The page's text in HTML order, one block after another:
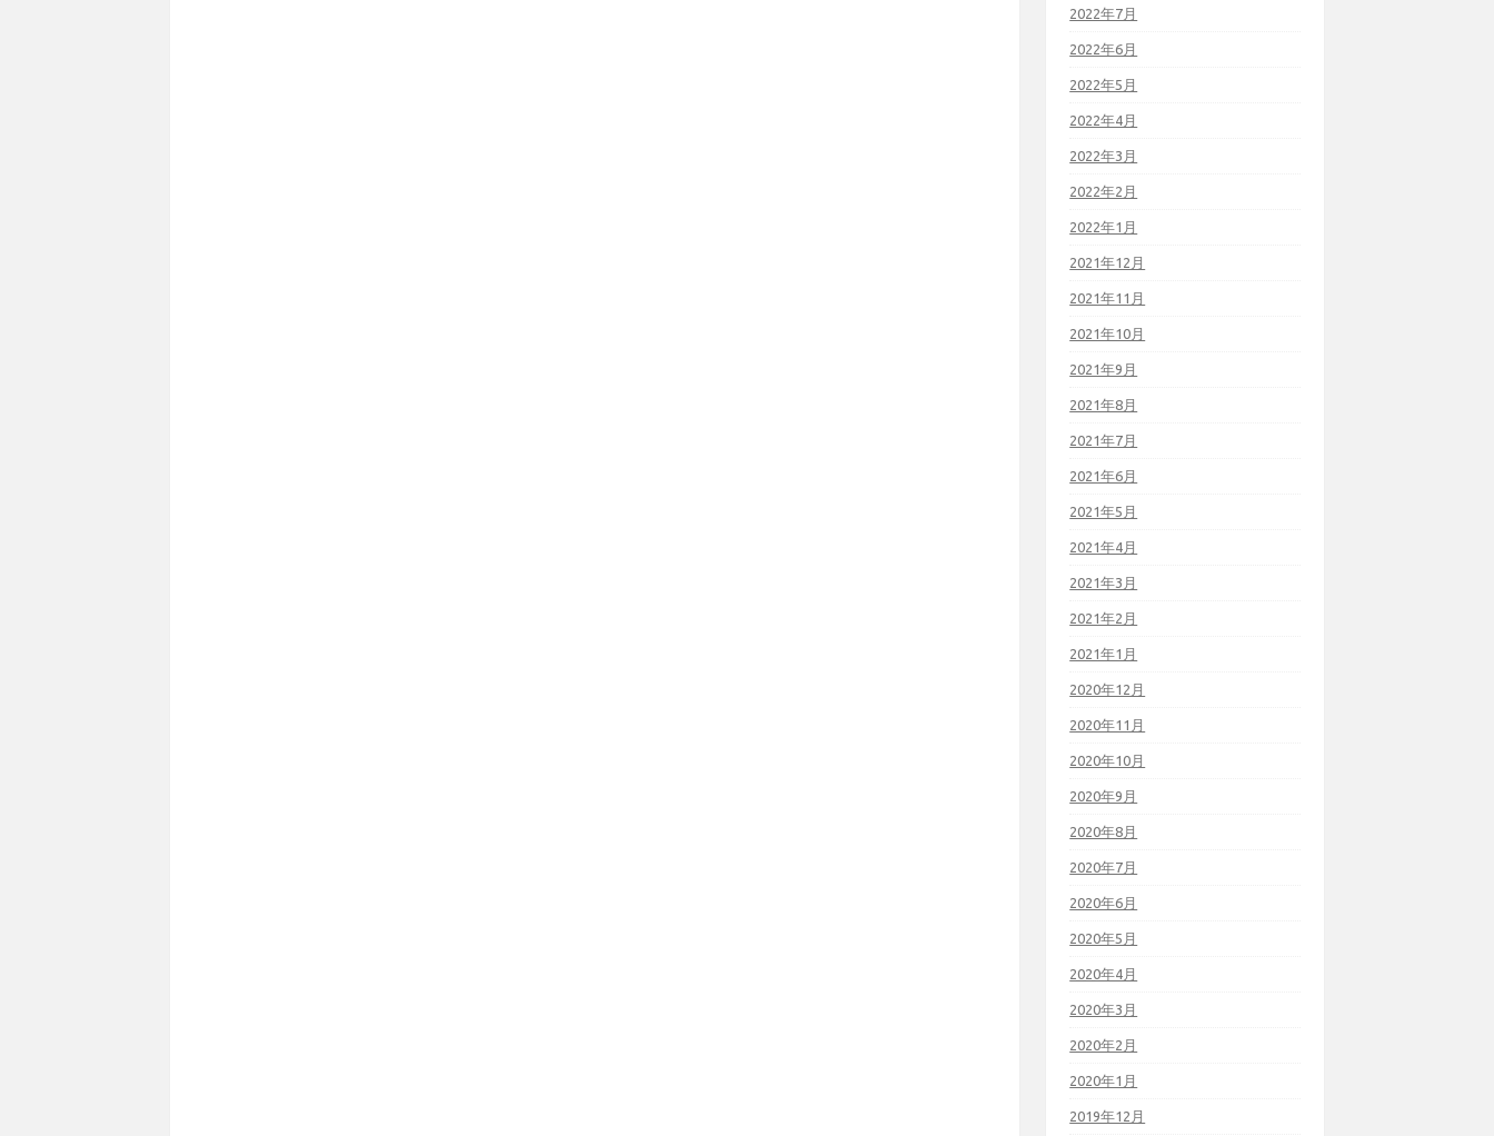
2022年7月
2022年6月
2022年5月
2022年4月
2022年3月
2022年2月
2022年1月
2021年12月
2021年11月
2021年10月
2021年9月
2021年8月
2021年7月
2021年6月
2021年5月
2021年4月
2021年3月
2021年2月
2021年1月
2020年12月
2020年11月
2020年10月
2020年9月
2020年8月
2020年7月
2020年6月
2020年5月
2020年4月
2020年3月
2020年2月
2020年1月
2019年12月